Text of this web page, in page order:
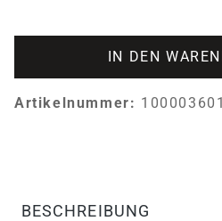
IN DEN
Artikelnummer: 100003601
BESCHREIBUNG